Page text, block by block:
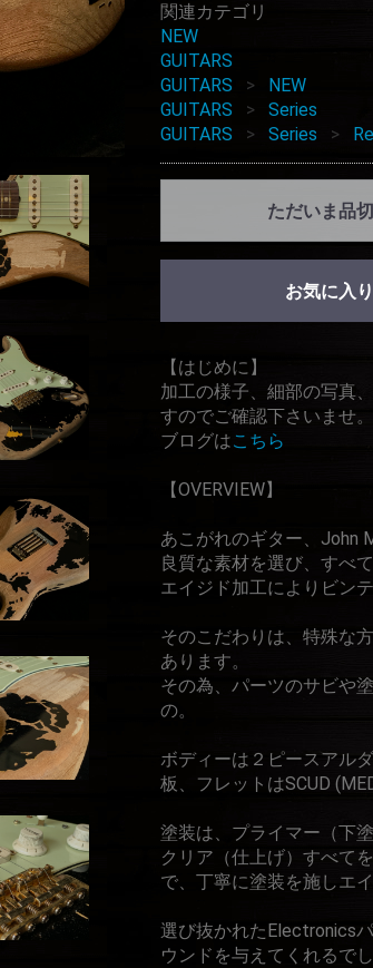
関連カテゴリ
NEW
GUITARS
GUITARS
NEW
GUITARS
Series
GUITARS
Series
ただいま品
お気に入
【はじめに】
加工の様子、細部の写真
すのでご確認下さいませ。
ブログはこちら
【OVERVIEW】
あこがれのギター、John
良質な素材を選び、すべ
エイジド加工によりビン
そのこだわりは、特殊な
あります。
その為、パーツのサビや
の。
ボディーは２ピースアル
板、フレットはSCUD
塗装は、プライマー（下
クリア（仕上げ）すべて
で、丁寧に塗装を施しエイ
選び抜かれたElectronics
ウンドを与えてくれるでし